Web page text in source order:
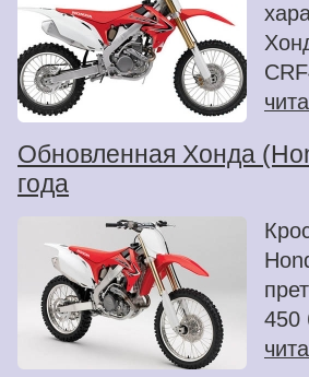
Обновленная Хонда
года
450